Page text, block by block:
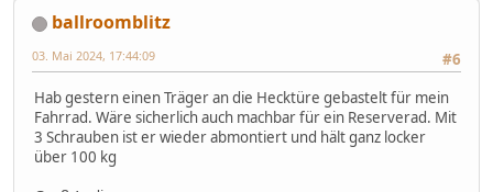
ballroomblitz
#6
03. Mai 2024, 17:44:09
Hab gestern einen Träger an die Hecktüre gebastelt für mein
Fahrrad. Wäre sicherlich auch machbar für ein Reserverad. Mit
3 Schrauben ist er wieder abmontiert und hält ganz locker
über 100 kg